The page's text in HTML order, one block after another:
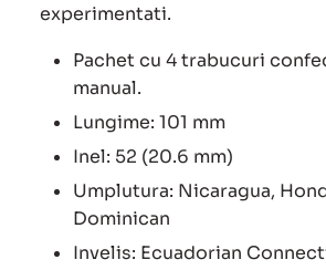
experimentati.
Pachet cu 4 trabucuri
manual.
Lungime: 101 mm
Inel: 52 (20.6 mm)
Umplutura: Nicaragua,
Dominican
Invelis: Ecuadorian